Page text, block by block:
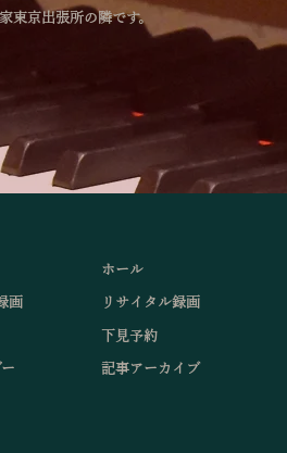
東京出張所の隣です。
ホール
画 リサイタル録画
下見予約
記事アーカイブ